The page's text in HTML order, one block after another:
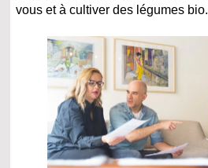
vous et à cultiver des légumes bio.